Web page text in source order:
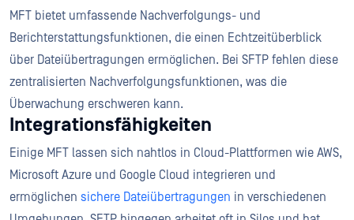
MFT bietet umfassende Nachverfolgungs- und
Berichterstattungsfunktionen, die einen Echtzeitüberblick
über Dateiübertragungen ermöglichen. Bei SFTP fehlen diese
zentralisierten Nachverfolgungsfunktionen, was die
Überwachung erschweren kann.
Integrationsfähigkeiten
Einige MFT lassen sich nahtlos in Cloud-Plattformen wie AWS,
Microsoft Azure und Google Cloud integrieren und
ermöglichen sichere Dateiübertragungen in verschiedenen